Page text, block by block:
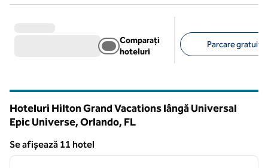
Comparați
hoteluri
Parcare gratuită
Hoteluri Hilton Grand Vacations lângă Universal
Epic Universe, Orlando, FL
Se afișează 11 hotel
Se afișează 11 hotel
1 din 12